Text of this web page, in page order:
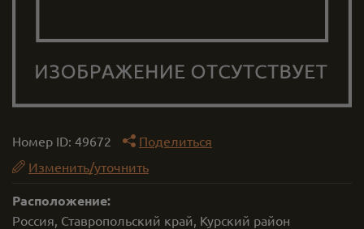
Номер ID: 49672
Поделиться
Изменить/уточнить
Расположение:
Россия, Ставропольский край, Курский район